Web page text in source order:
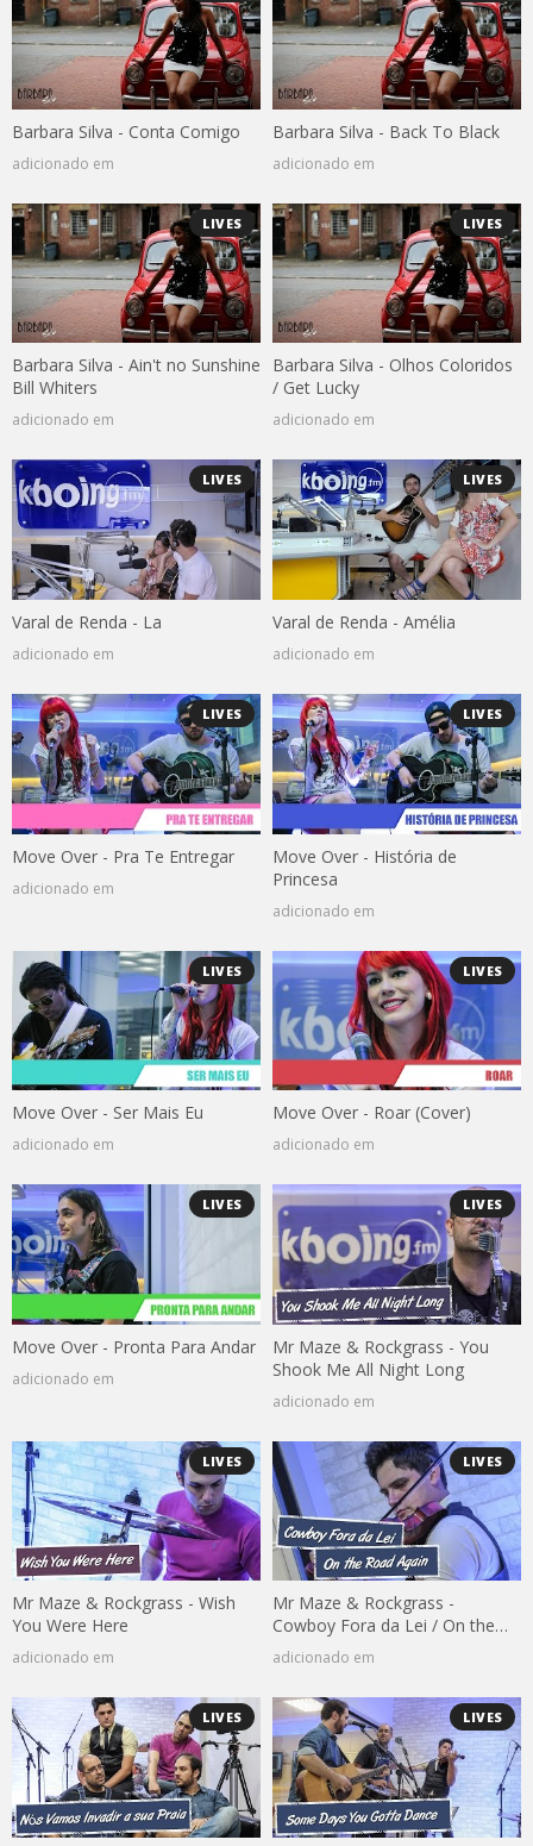
Barbara Silva - Conta Comigo
adicionado em
Barbara Silva - Back To Black
adicionado em
LIVES
Barbara Silva - Ain't no Sunshine
Bill Whiters
adicionado em
LIVES
Barbara Silva - Olhos Coloridos
/ Get Lucky
adicionado em
LIVES
Varal de Renda - La
adicionado em
LIVES
Varal de Renda - Amélia
adicionado em
LIVES
Move Over - Pra Te Entregar
adicionado em
LIVES
Move Over - História de
Princesa
adicionado em
LIVES
Move Over - Ser Mais Eu
adicionado em
LIVES
Move Over - Roar (Cover)
adicionado em
LIVES
Move Over - Pronta Para Andar
adicionado em
LIVES
Mr Maze & Rockgrass - You
Shook Me All Night Long
adicionado em
LIVES
Mr Maze & Rockgrass - Wish
You Were Here
adicionado em
LIVES
Mr Maze & Rockgrass -
Cowboy Fora da Lei / On the
Road Again
adicionado em
LIVES LIVES